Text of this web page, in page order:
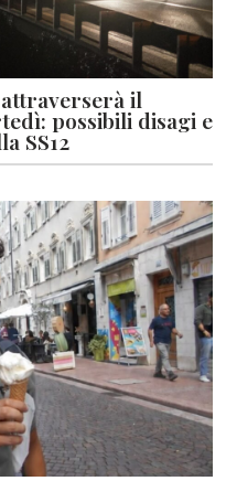
il
possibili disagi e
SS12